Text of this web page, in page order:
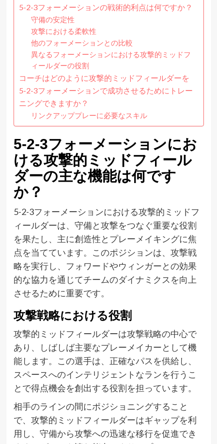
5-2-3フォーメーションの戦術的利点は何ですか？
守備の安定性
攻撃における柔軟性
他のフォーメーションとの比較
異なるフォーメーションにおける攻撃的ミッドフ
ィールダーの役割
コーチはどのように攻撃的ミッドフィールダーを
5-2-3フォーメーションで成功させるためにトレー
ニングできますか？
リンクアッププレーに必要なスキル
5-2-3フォーメーションにお
ける攻撃的ミッドフィール
ダーの主な機能は何です
か？
5-2-3フォーメーションにおける攻撃的ミッドフ
ィールダーは、守備と攻撃をつなぐ重要な役割
を果たし、主に創造性とプレーメイキングに焦
点を当てています。このポジションは、攻撃戦
略を実行し、フォワードやウィンガーとの効果
的な協力を通じてチームのダイナミクスを向上
させるために重要です。
攻撃戦略における役割
攻撃的ミッドフィールダーは攻撃戦略の中心で
あり、しばしば主要なプレーメイカーとして機
能します。この選手は、正確なパスを供給し、
スペースへのインテリジェントなランを行うこ
とで得点機会を創出する役割を担っています。
相手のラインの間にポジショニングすること
で、攻撃的ミッドフィールダーはギャップを利
用し、守備から攻撃への迅速な移行を促進でき